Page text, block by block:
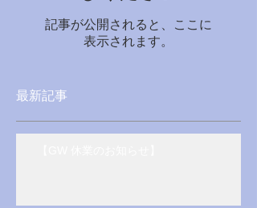
記事が公開されると、ここに
表示されます。
最新記事